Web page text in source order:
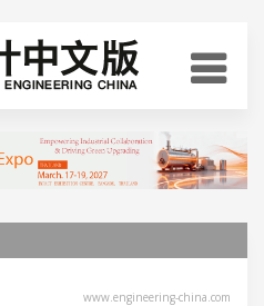
www.engineering-china.com